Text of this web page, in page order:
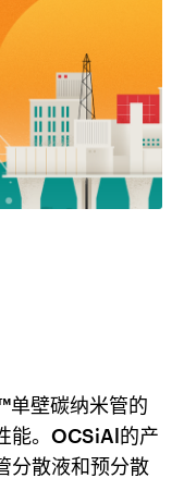
单壁碳纳米管的
能。OCSiAl的产
分散液和预分散